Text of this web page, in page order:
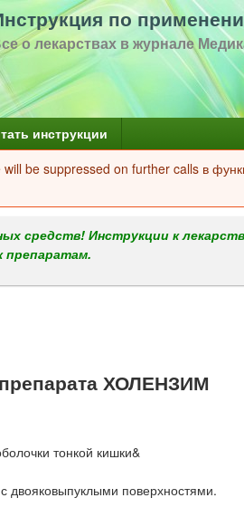
Перейти
к
содержанию
по
о лекарствах в журнале
инструкции
be suppressed on further calls в
средств! Инструкции к
препаратам.
ХОЛЕНЗИМ
тонкой кишки&
двояковыпуклыми поверхностями.